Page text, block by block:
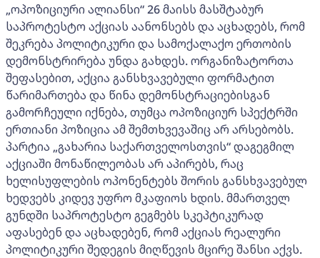
„ოპოზიციური ალიანსი“ 26 მაისს მასშტაბურ
საპროტესტო აქციას აანონსებს და აცხადებს, რომ
შეკრება პოლიტიკური და სამოქალაქო ერთობის
დემონსტრირება უნდა გახდეს. ორგანიზატორთა
შეფასებით, აქცია განსხვავებული ფორმატით
წარიმართება და წინა დემონსტრაციებისგან
გამორჩეული იქნება, თუმცა ოპოზიციურ სპექტრში
ერთიანი პოზიცია ამ შემთხვევაშიც არ არსებობს.
პარტია „გახარია საქართველოსთვის“ დაგეგმილ
აქციაში მონაწილეობას არ აპირებს, რაც
ხელისუფლების ოპონენტებს შორის განსხვავებულ
ხედვებს კიდევ უფრო მკაფიოს ხდის. მმართველ
გუნდში საპროტესტო გეგმებს სკეპტიკურად
აფასებენ და აცხადებენ, რომ აქციას რეალური
პოლიტიკური შედეგის მიღწევის მცირე შანსი აქვს.